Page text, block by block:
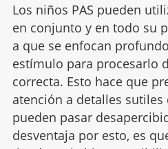
Los niños PAS pueden
en conjunto y en todo su
a que se enfocan
estímulo para procesarlo
correcta. Esto hace que
atención a detalles sutiles
pueden pasar
desventaja por esto, es